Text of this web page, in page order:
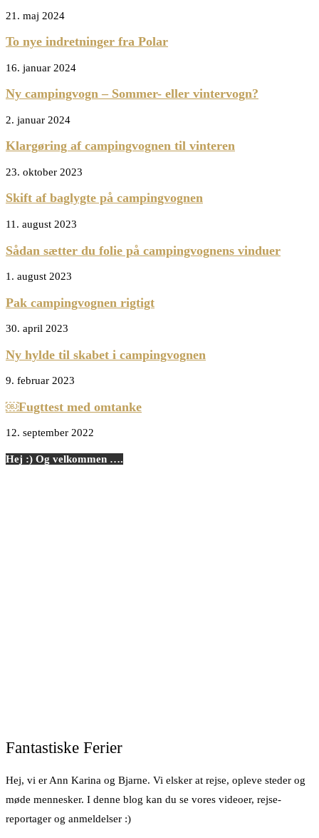
21. maj 2024
To nye indretninger fra Polar
16. januar 2024
Ny campingvogn – Sommer- eller vintervogn?
2. januar 2024
Klargøring af campingvognen til vinteren
23. oktober 2023
Skift af baglygte på campingvognen
11. august 2023
Sådan sætter du folie på campingvognens vinduer
1. august 2023
Pak campingvognen rigtigt
30. april 2023
Ny hylde til skabet i campingvognen
9. februar 2023
￼Fugttest med omtanke
12. september 2022
Hej :) Og velkommen ….
Fantastiske Ferier
Hej, vi er Ann Karina og Bjarne. Vi elsker at rejse, opleve steder og
møde mennesker. I denne blog kan du se vores videoer, rejse-
reportager og anmeldelser :)